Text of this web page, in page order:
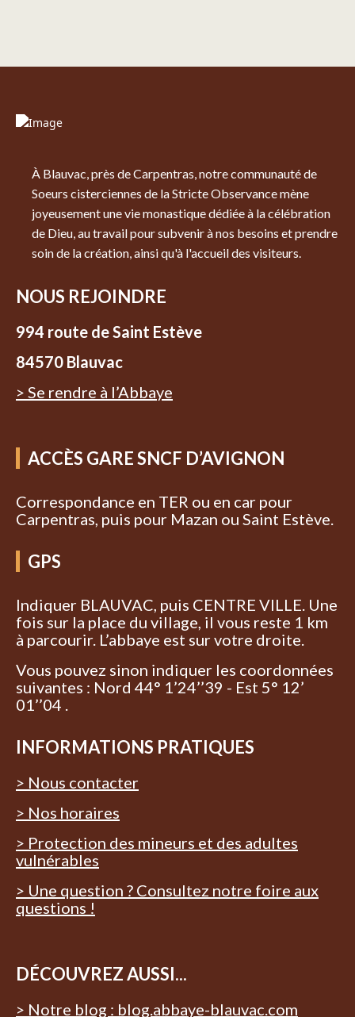
À Blauvac, près de Carpentras, notre communauté de
Soeurs cisterciennes de la Stricte Observance mène
joyeusement une vie monastique dédiée à la célébration
de Dieu, au travail pour subvenir à nos besoins et prendre
soin de la création, ainsi qu'à l'accueil des visiteurs.
NOUS REJOINDRE
994 route de Saint Estève
84570 Blauvac
> Se rendre à l’Abbaye
ACCÈS GARE SNCF D’AVIGNON
Correspondance en TER ou en car pour
Carpentras, puis pour Mazan ou Saint Estève.
GPS
Indiquer BLAUVAC, puis CENTRE VILLE. Une
fois sur la place du village, il vous reste 1 km
à parcourir. L’abbaye est sur votre droite.
Vous pouvez sinon indiquer les coordonnées
suivantes : Nord 44° 1’24’’39 - Est 5° 12’
01’’04 .
INFORMATIONS PRATIQUES
> Nous contacter
> Nos horaires
> Protection des mineurs et des adultes
vulnérables
> Une question ? Consultez notre foire aux
questions !
DÉCOUVREZ AUSSI...
> Notre blog : blog.abbaye-blauvac.com